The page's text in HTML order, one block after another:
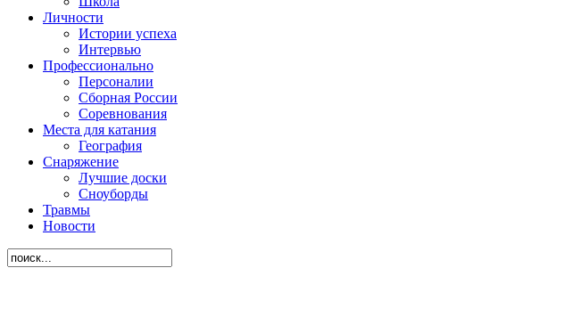
Личности
Истории успеха
Интервью
Профессионально
Персоналии
Сборная России
Соревнования
Места для катания
География
Снаряжение
Лучшие доски
Сноуборды
Травмы
Новости